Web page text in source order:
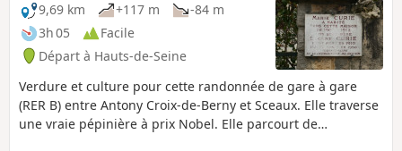
9,69 km
+117 m
-84 m
3h 05
Facile
Départ à Hauts-de-Seine
Verdure et culture pour cette randonnée de gare à gare
(RER B) entre Antony Croix-de-Berny et Sceaux. Elle traverse
une vraie pépinière à prix Nobel. Elle parcourt de